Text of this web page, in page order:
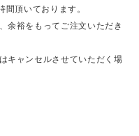
頂いております。
余裕をもってご注文いただき
キャンセルさせていただく場